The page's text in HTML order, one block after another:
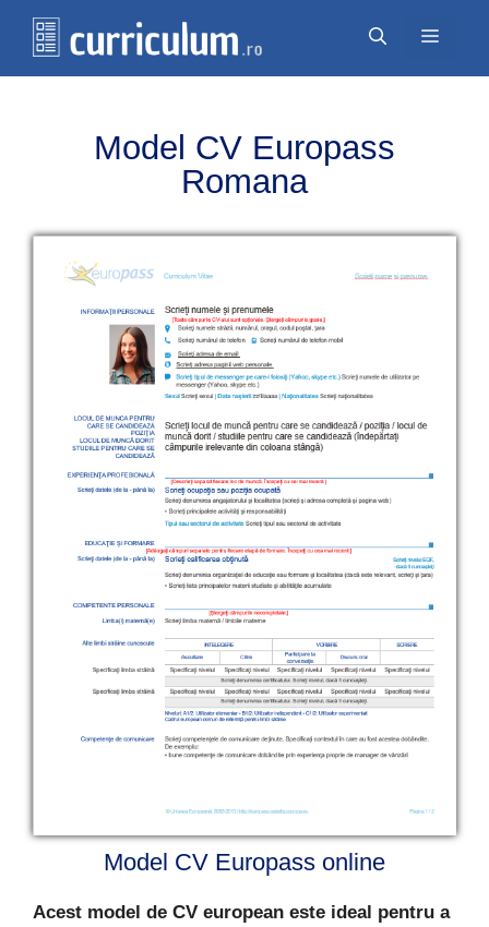
Перейти
Меню
Model CV Europass
Romana
Model CV Europass online
Acest model de CV european este ideal pentru a